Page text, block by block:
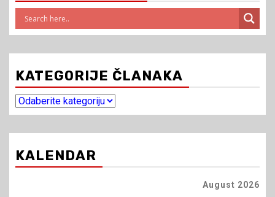
KATEGORIJE ČLANAKA
Kategorije
članaka
KALENDAR
August 2026